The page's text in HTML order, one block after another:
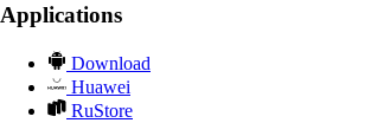
Applications
Download
Huawei
RuStore